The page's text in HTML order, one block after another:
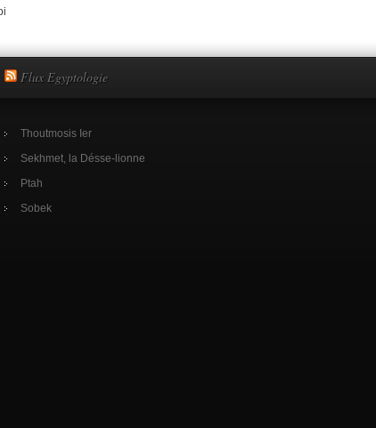
Flux Egyptologie
Thoutmosis Ier
Sekhmet, la Désse-lionne
Ptah
Sobek